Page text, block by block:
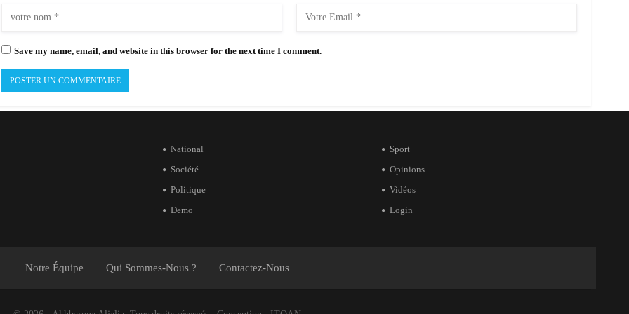
Save my name, email, and website in this browser for the next time I comment.
National
Société
Politique
Demo
Sport
Opinions
Vidéos
Login
Notre Équipe Qui Sommes-Nous ? Contactez-Nous